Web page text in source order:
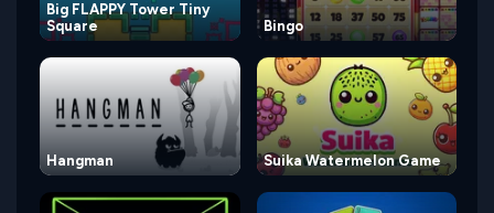
Big FLAPPY Tower Tiny
Square
Bingo
Hangman Suika Watermelon Game